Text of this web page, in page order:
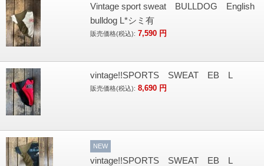
Vintage sport sweat BULLDOG English
bulldog L*シミ有
販売価格(税込): 7,590 円
vintage!!SPORTS SWEAT EB L
販売価格(税込): 8,690 円
NEW
vintage!!SPORTS SWEAT EB L